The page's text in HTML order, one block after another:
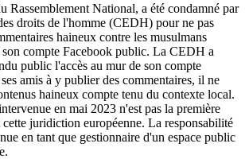
Rassemblement National, a été condamné par
droits de l'homme (CEDH) pour ne pas
haineux contre les musulmans
compte Facebook public. La CEDH a
public l'accès au mur de son compte
amis à y publier des commentaires, il ne
haineux compte tenu du contexte local.
en mai 2023 n'est pas la première
juridiction européenne. La responsabilité
en tant que gestionnaire d'un espace public